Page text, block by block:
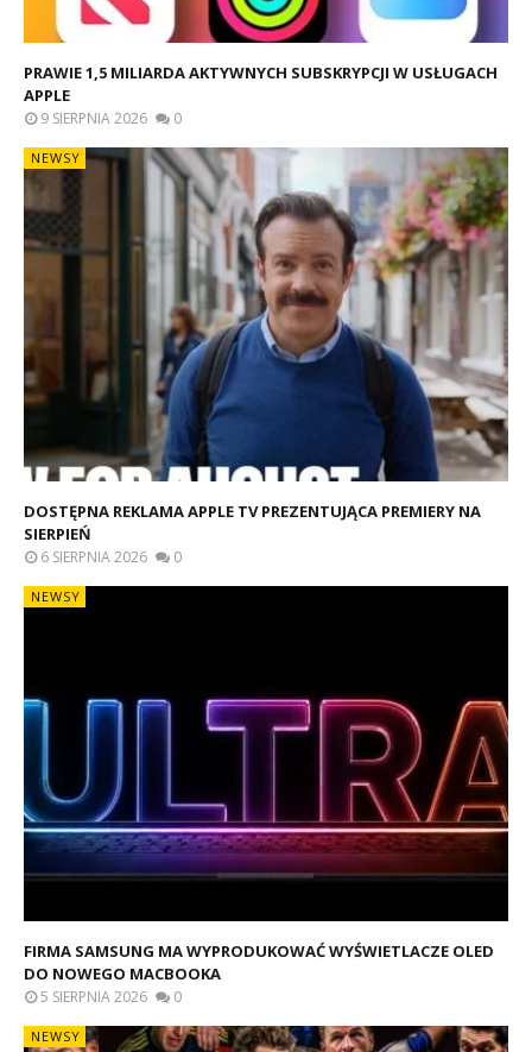
PRAWIE 1,5 MILIARDA AKTYWNYCH SUBSKRYPCJI W USŁUGACH
APPLE
9 SIERPNIA 2026 0
NEWSY
DOSTĘPNA REKLAMA APPLE TV PREZENTUJĄCA PREMIERY NA
SIERPIEŃ
6 SIERPNIA 2026 0
NEWSY
FIRMA SAMSUNG MA WYPRODUKOWAĆ WYŚWIETLACZE OLED
DO NOWEGO MACBOOKA
5 SIERPNIA 2026 0
NEWSY